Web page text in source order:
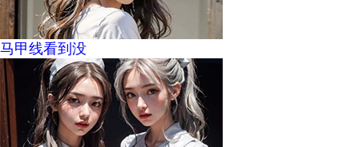
马甲线看到没